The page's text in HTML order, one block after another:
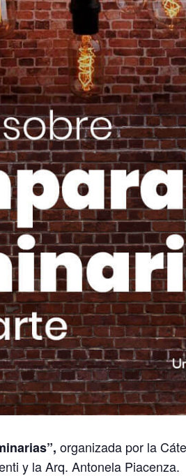
organizada por la
y la Arq. Antonela Piacenza.